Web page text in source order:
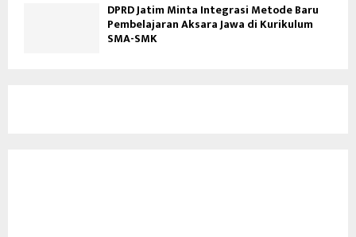
DPRD Jatim Minta Integrasi Metode Baru
Pembelajaran Aksara Jawa di Kurikulum
SMA-SMK